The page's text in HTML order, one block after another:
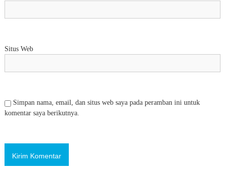
Situs Web
Simpan nama, email, dan situs web saya pada peramban ini untuk
komentar saya berikutnya.